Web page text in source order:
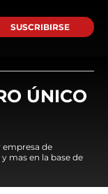
SUSCRIBIRSE
ÚNICO
empresa de
mas en la base de